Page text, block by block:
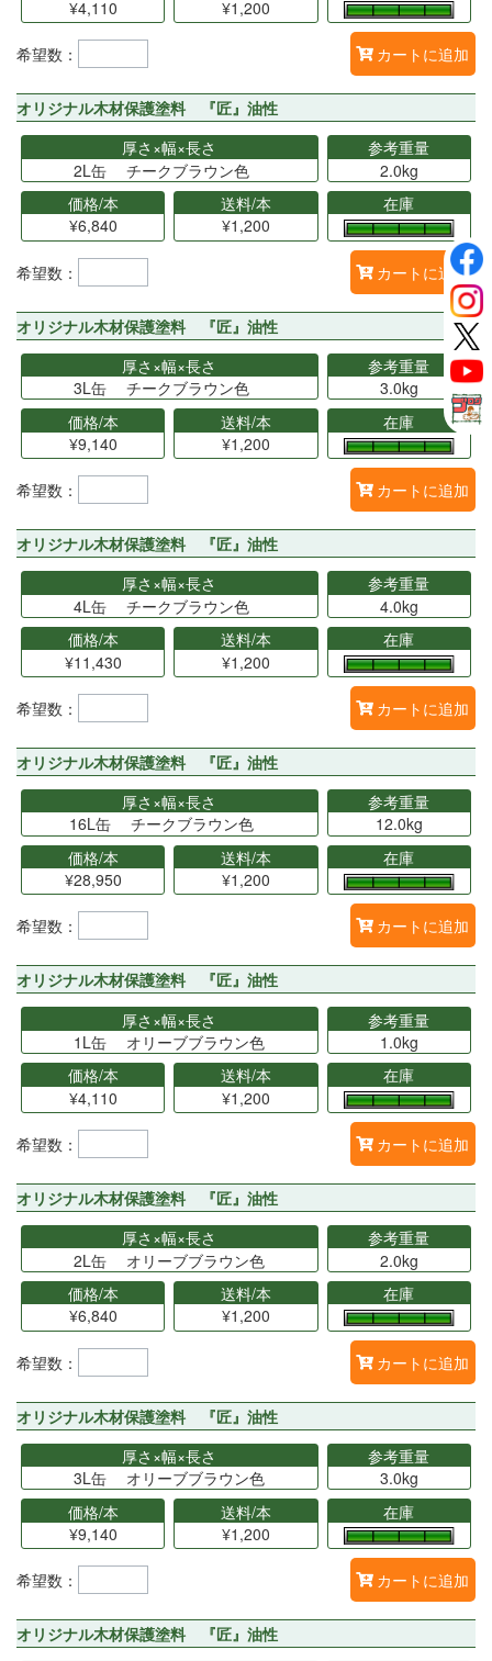
¥4,110 ¥1,200
希望数： カートに追加
オリジナル木材保護塗料 『匠』油性
厚さ×幅×長さ
2L缶 チークブラウン色
参考重量
2.0kg
価格/本
¥6,840
送料/本
¥1,200
在庫
希望数： カートに追加
オリジナル木材保護塗料 『匠』油性
厚さ×幅×長さ
3L缶 チークブラウン色
参考重量
3.0kg
価格/本
¥9,140
送料/本
¥1,200
在庫
希望数： カートに追加
オリジナル木材保護塗料 『匠』油性
厚さ×幅×長さ
4L缶 チークブラウン色
参考重量
4.0kg
価格/本
¥11,430
送料/本
¥1,200
在庫
希望数： カートに追加
オリジナル木材保護塗料 『匠』油性
厚さ×幅×長さ
16L缶 チークブラウン色
参考重量
12.0kg
価格/本
¥28,950
送料/本
¥1,200
在庫
希望数： カートに追加
オリジナル木材保護塗料 『匠』油性
厚さ×幅×長さ
1L缶 オリーブブラウン色
参考重量
1.0kg
価格/本
¥4,110
送料/本
¥1,200
在庫
希望数： カートに追加
オリジナル木材保護塗料 『匠』油性
厚さ×幅×長さ
2L缶 オリーブブラウン色
参考重量
2.0kg
価格/本
¥6,840
送料/本
¥1,200
在庫
希望数： カートに追加
オリジナル木材保護塗料 『匠』油性
厚さ×幅×長さ
3L缶 オリーブブラウン色
参考重量
3.0kg
価格/本
¥9,140
送料/本
¥1,200
在庫
希望数： カートに追加
オリジナル木材保護塗料 『匠』油性